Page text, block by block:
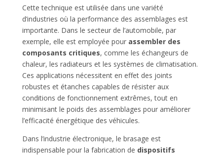
Cette technique est utilisée dans une variété
d’industries où la performance des assemblages est
importante. Dans le secteur de l’automobile, par
exemple, elle est employée pour assembler des
composants critiques, comme les échangeurs de
chaleur, les radiateurs et les systèmes de climatisation.
Ces applications nécessitent en effet des joints
robustes et étanches capables de résister aux
conditions de fonctionnement extrêmes, tout en
minimisant le poids des assemblages pour améliorer
l’efficacité énergétique des véhicules.
Dans l’industrie électronique, le brasage est
indispensable pour la fabrication de dispositifs